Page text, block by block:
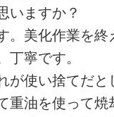
いますか？
。美化作業を
丁寧です。
が使い捨てだ
重油を使って